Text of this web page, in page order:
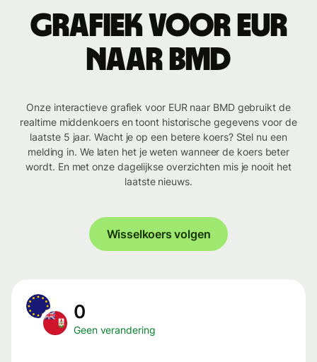
Grafiek voor EUR
naar BMD
Onze interactieve grafiek voor EUR naar BMD gebruikt de
realtime middenkoers en toont historische gegevens voor de
laatste 5 jaar. Wacht je op een betere koers? Stel nu een
melding in. We laten het je weten wanneer de koers beter
wordt. En met onze dagelijkse overzichten mis je nooit het
laatste nieuws.
Wisselkoers volgen
0
Geen verandering